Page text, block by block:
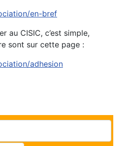
en-bref
au CISIC, c’est simple,
sont sur cette page :
adhesion